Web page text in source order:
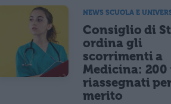
NEWS SCUOLA E
Consiglio di
ordina gli
scorrimenti a
Medicina: 200
riassegnati
merito